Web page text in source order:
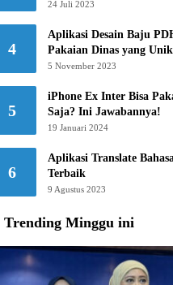
24 Juli 2023
4
Aplikasi Desain Baju
Pakaian Dinas yang
5 November 2023
5
iPhone Ex Inter Bisa
Saja? Ini Jawabannya!
19 Januari 2024
6
Aplikasi Translate
Terbaik
9 Agustus 2023
Trending Minggu ini